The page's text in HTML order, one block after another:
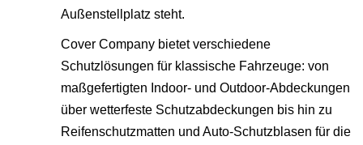
Außenstellplatz steht.
Cover Company bietet verschiedene
Schutzlösungen für klassische Fahrzeuge: von
maßgefertigten Indoor- und Outdoor-Abdeckungen
über wetterfeste Schutzabdeckungen bis hin zu
Reifenschutzmatten und Auto-Schutzblasen für die